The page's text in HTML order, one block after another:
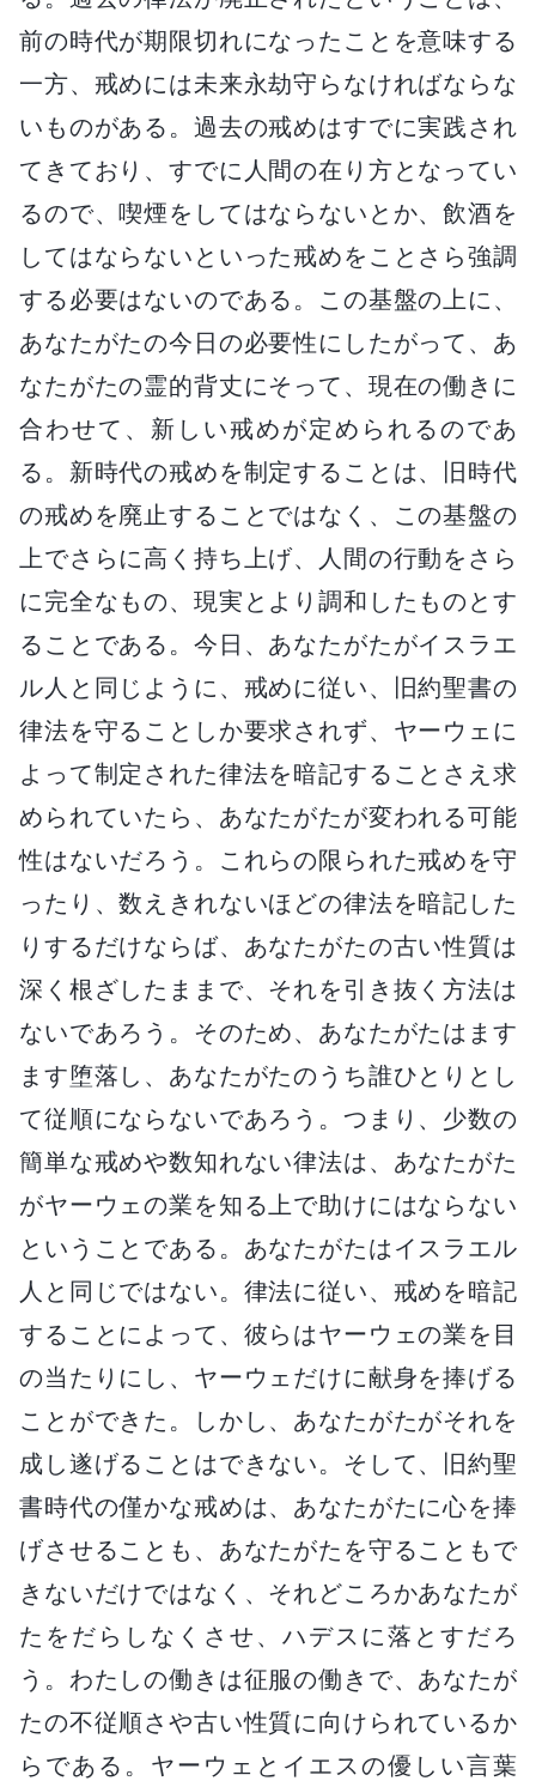
前の時代が期限切れになったことを意味する
一方、戒めには未来永劫守らなければならな
いものがある。過去の戒めはすでに実践され
てきており、すでに人間の在り方となってい
るので、喫煙をしてはならないとか、飲酒を
してはならないといった戒めをことさら強調
する必要はないのである。この基盤の上に、
あなたがたの今日の必要性にしたがって、あ
なたがたの霊的背丈にそって、現在の働きに
合わせて、新しい戒めが定められるのであ
る。新時代の戒めを制定することは、旧時代
の戒めを廃止することではなく、この基盤の
上でさらに高く持ち上げ、人間の行動をさら
に完全なもの、現実とより調和したものとす
ることである。今日、あなたがたがイスラエ
ル人と同じように、戒めに従い、旧約聖書の
律法を守ることしか要求されず、ヤーウェに
よって制定された律法を暗記することさえ求
められていたら、あなたがたが変われる可能
性はないだろう。これらの限られた戒めを守
ったり、数えきれないほどの律法を暗記した
りするだけならば、あなたがたの古い性質は
深く根ざしたままで、それを引き抜く方法は
ないであろう。そのため、あなたがたはます
ます堕落し、あなたがたのうち誰ひとりとし
て従順にならないであろう。つまり、少数の
簡単な戒めや数知れない律法は、あなたがた
がヤーウェの業を知る上で助けにはならない
ということである。あなたがたはイスラエル
人と同じではない。律法に従い、戒めを暗記
することによって、彼らはヤーウェの業を目
の当たりにし、ヤーウェだけに献身を捧げる
ことができた。しかし、あなたがたがそれを
成し遂げることはできない。そして、旧約聖
書時代の僅かな戒めは、あなたがたに心を捧
げさせることも、あなたがたを守ることもで
きないだけではなく、それどころかあなたが
たをだらしなくさせ、ハデスに落とすだろ
う。わたしの働きは征服の働きで、あなたが
たの不従順さや古い性質に向けられているか
らである。ヤーウェとイエスの優しい言葉